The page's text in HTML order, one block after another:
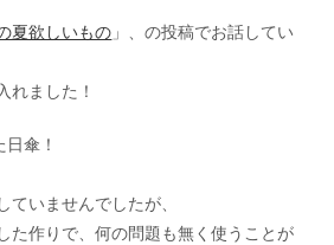
夏欲しいもの 」、の投稿でお話してい
れました！
傘！
いませんでしたが、
た作りで、何の問題も無く使うことが